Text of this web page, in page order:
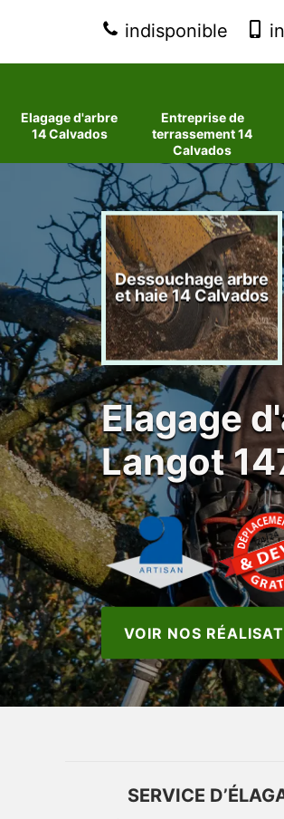
indisponible
Elagage d'arbre
14 Calvados
Entreprise de
terrassement 14
Calvados
d'arbres
Dessouchage arbre
et haie 14 Calvados
Elagage
Langot
VOIR NOS
SERVICE